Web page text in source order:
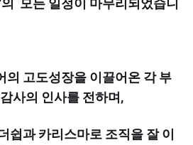
모든 일정이 마무리되었습니
의 고도성장을 이끌어온 각 부
사의 인사를 전하며,
쉽과 카리스마로 조직을 잘 이